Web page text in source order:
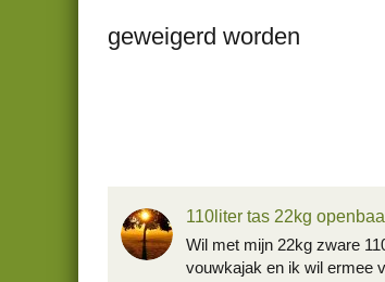
geweigerd worden
110liter tas 22kg
Wil met mijn 22kg zware
vouwkajak en ik wil ermee